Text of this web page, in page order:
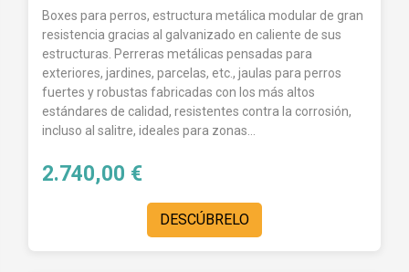
Boxes para perros, estructura metálica modular de gran
resistencia gracias al galvanizado en caliente de sus
estructuras. Perreras metálicas pensadas para
exteriores, jardines, parcelas, etc., jaulas para perros
fuertes y robustas fabricadas con los más altos
estándares de calidad, resistentes contra la corrosión,
incluso al salitre, ideales para zonas...
2.740,00 €
DESCÚBRELO